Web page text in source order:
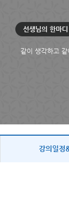
선생님의 한마디
같이 생각하고
강의일정